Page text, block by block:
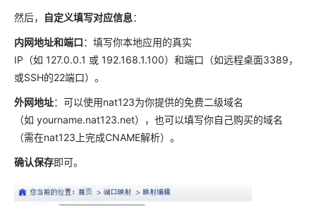
然后， 自定义填写对应信息：
内网地址和端口：填写你本地应用的真实
IP（如 127.0.0.1 或 192.168.1.100）和端口（如远程桌面3389，
或SSH的22端口）。
外网地址：可以使用nat123为你提供的免费二级域名
（如 yourname.nat123.net），也可以填写你自己购买的域名
（需在nat123上完成CNAME解析）。
确认保存即可。